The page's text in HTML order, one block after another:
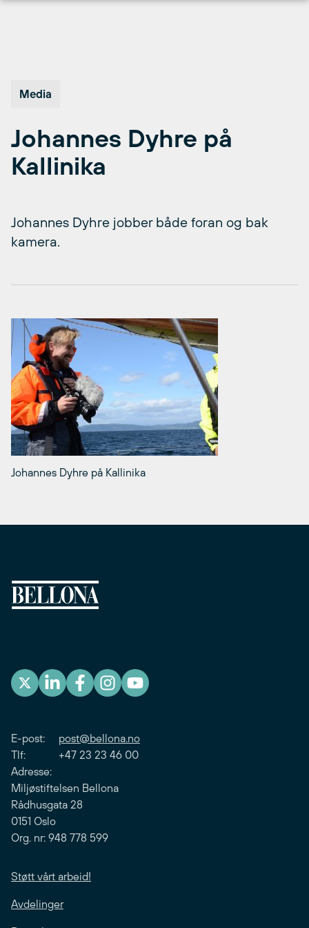
Media
Johannes Dyhre på
Kallinika
Johannes Dyhre jobber både foran og bak
kamera.
Johannes Dyhre på Kallinika
E-post: post@bellona.no
Tlf: +47 23 23 46 00
Adresse:
Miljøstiftelsen Bellona
Rådhusgata 28
0151 Oslo
Org. nr: 948 778 599
Støtt vårt arbeid!
Avdelinger